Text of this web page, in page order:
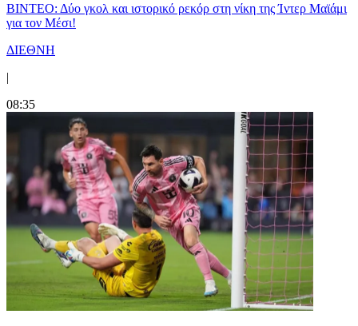
ΒΙΝΤΕΟ: Δύο γκολ και ιστορικό ρεκόρ στη νίκη της Ίντερ Μαϊάμι
για τον Μέσι!
ΔΙΕΘΝΗ
|
08:35